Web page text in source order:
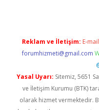
Reklam ve İletişim: E-
forumhizmeti@gmail.com
Yasal Uyarı: Sitemiz, 5651
ve İletişim Kurumu (BTK)
olarak hizmet vermektedir.